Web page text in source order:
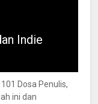
Indie
Dosa Penulis,
ini dan